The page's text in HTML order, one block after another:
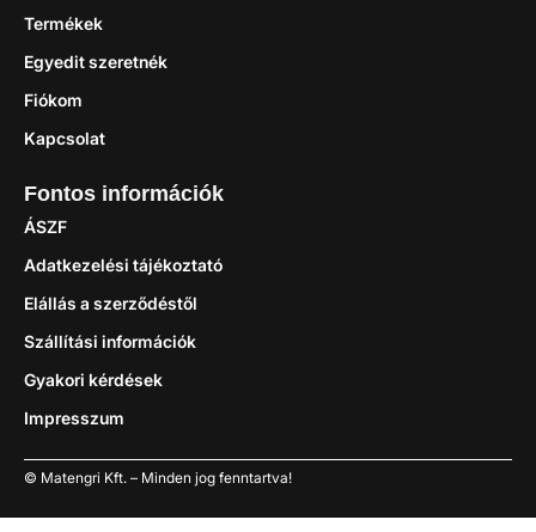
Termékek
Egyedit szeretnék
Fiókom
Kapcsolat
Fontos információk
ÁSZF
Adatkezelési tájékoztató
Elállás a szerződéstől
Szállítási információk
Gyakori kérdések
Impresszum
© Matengri Kft. – Minden jog fenntartva!